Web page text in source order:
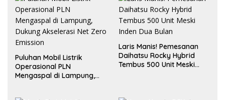
Puluhan Mobil Listrik
Operasional PLN
Mengaspal di Lampung,
Laris Manis! Pemesanan
Daihatsu Rocky Hybrid
Tembus 500 Unit Meski